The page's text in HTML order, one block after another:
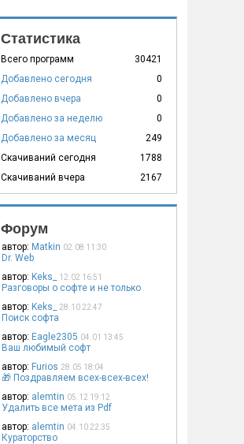
Статистика
Всего программ
30421
Добавлено сегодня
0
Добавлено вчера
0
Добавлено за неделю
0
Добавлено за месяц
249
Скачиваний сегодня
1788
Скачиваний вчера
2167
Форум
автор: Matkin 02.08 11:30
Dr. Web
автор: Keks_ 12.02 16:51
Разговоры о софте и не только
автор: Keks_ 28.10 22:47
Поиск софта
автор: Eagle2305 04.01 13:45
Ваш любимый софт
автор: Furios 28.05 18:04
🎁 Поздравляем всех-всех-всех!
автор: alemtin 05.12 19:12
Удалить все мета из Pdf
автор: alemtin 04.10 22:35
Кураторство